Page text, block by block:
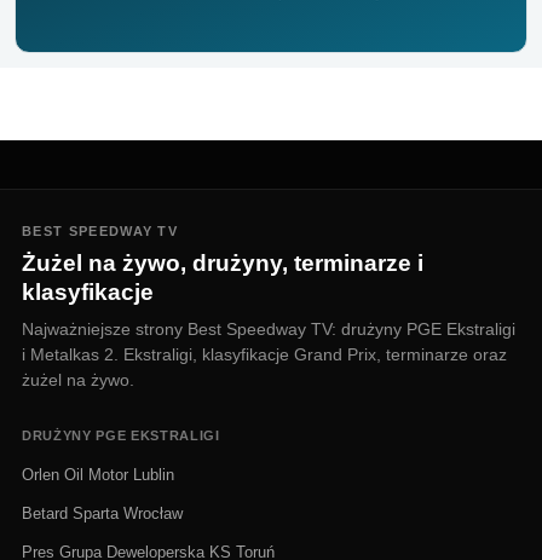
BEST SPEEDWAY TV
Żużel na żywo, drużyny, terminarze i
klasyfikacje
Najważniejsze strony Best Speedway TV: drużyny PGE Ekstraligi
i Metalkas 2. Ekstraligi, klasyfikacje Grand Prix, terminarze oraz
żużel na żywo.
DRUŻYNY PGE EKSTRALIGI
Orlen Oil Motor Lublin
Betard Sparta Wrocław
Pres Grupa Deweloperska KS Toruń